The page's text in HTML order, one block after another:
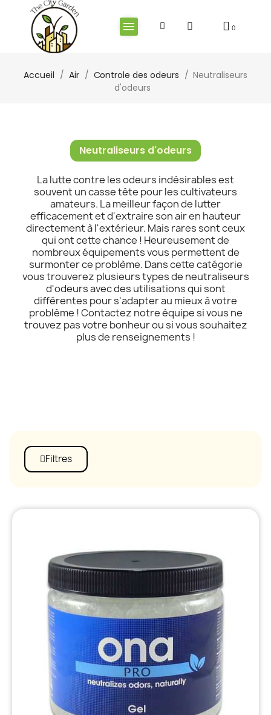
Accueil Air Controle des odeurs
Neutraliseurs
d'odeurs
Neutraliseurs d'odeurs
La lutte contre les odeurs indésirables est
souvent un casse tête pour les cultivateurs
amateurs. La meilleur façon de lutter
efficacement et d'extraire son air en hauteur
directement à l'extérieur. Mais rares sont ceux
qui ont cette chance ! Heureusement de
nombreux équipements vous permettent de
surmonter ce problème. Dans cette catégorie
vous trouverez plusieurs types de neutraliseurs
d'odeurs avec des utilisations qui sont
différentes pour s'adapter au mieux à votre
problème ! Contactez notre équipe si vous ne
trouvez pas votre bonheur ou si vous souhaitez
plus de renseignements !
Filtres